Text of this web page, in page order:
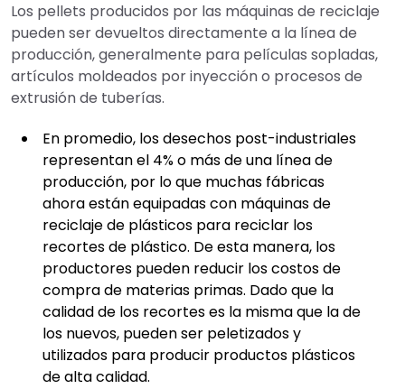
Los pellets producidos por las máquinas de reciclaje
pueden ser devueltos directamente a la línea de
producción, generalmente para películas sopladas,
artículos moldeados por inyección o procesos de
extrusión de tuberías.
En promedio, los desechos post-industriales
representan el 4% o más de una línea de
producción, por lo que muchas fábricas
ahora están equipadas con máquinas de
reciclaje de plásticos para reciclar los
recortes de plástico. De esta manera, los
productores pueden reducir los costos de
compra de materias primas. Dado que la
calidad de los recortes es la misma que la de
los nuevos, pueden ser peletizados y
utilizados para producir productos plásticos
de alta calidad.